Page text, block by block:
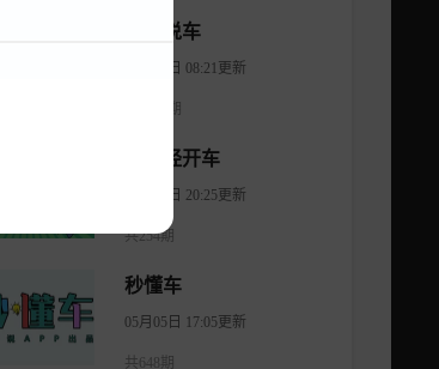
大斌说车
08月06日 08:21更新
共2965期
不正经开车
08月18日 20:25更新
共254期
秒懂车
05月05日 17:05更新
共648期